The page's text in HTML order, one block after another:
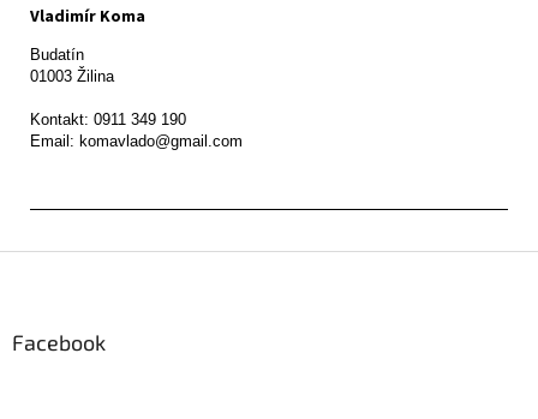
Vladimír Koma
Budatín
01003 Žilina
Kontakt: 0911 349 190
Facebook